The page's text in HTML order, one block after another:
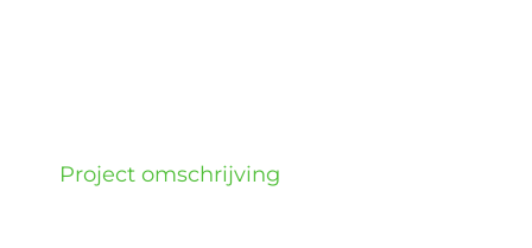
Project omschrijving